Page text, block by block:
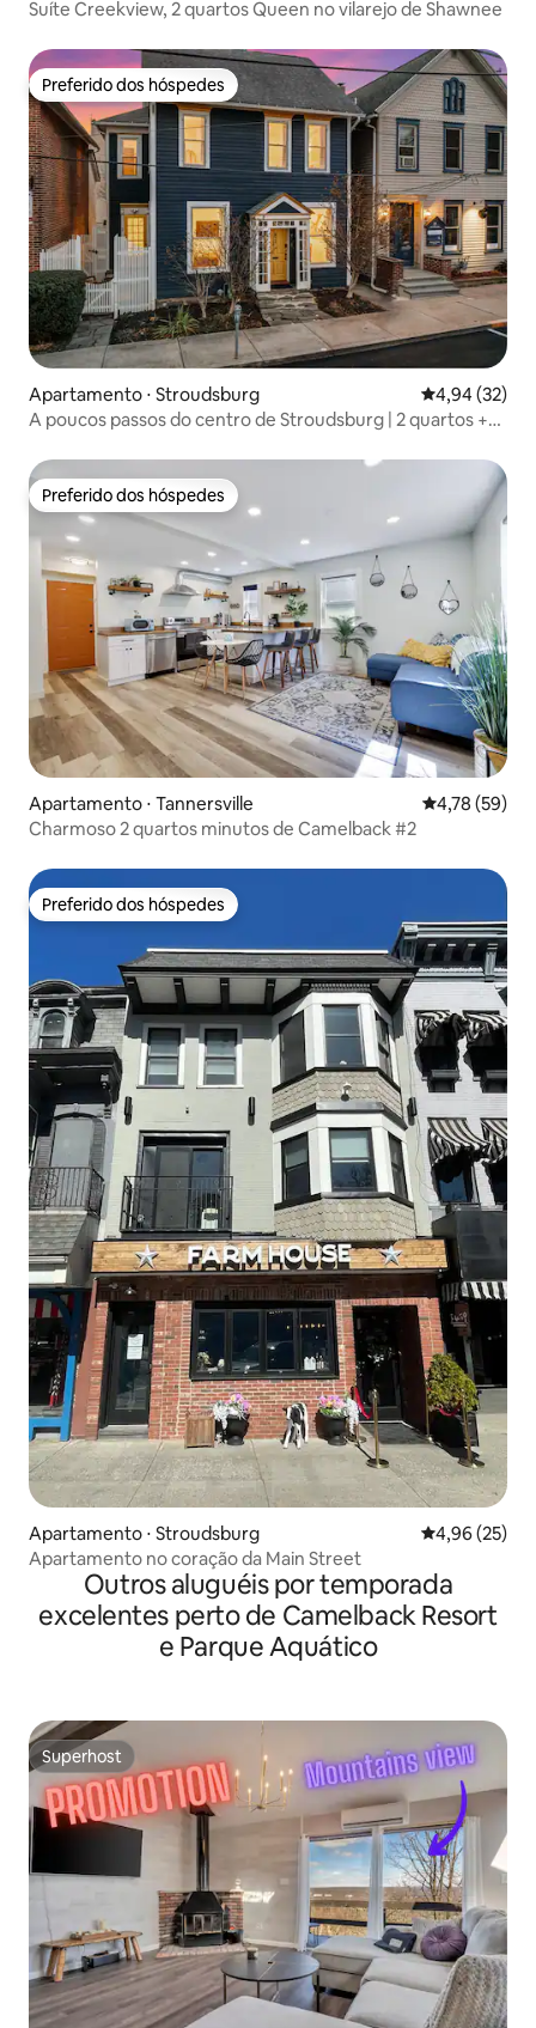
Suíte Creekview, 2 quartos Queen no vilarejo de Shawnee
Preferido dos hóspedes
Preferido dos hóspedes
Apartamento ⋅ Stroudsburg 4,94 de uma
4,94 (32)
A poucos passos do centro de Stroudsburg | 2 quartos +
Preferido dos hóspedes
Preferido dos hóspedes
Apartamento ⋅ Tannersville 4,78 de uma
4,78 (59)
Charmoso 2 quartos minutos de Camelback #2
Preferido dos hóspedes
Preferido dos hóspedes
Apartamento ⋅ Stroudsburg 4,96 de uma
4,96 (25)
Apartamento no coração da Main Street
Outros aluguéis por temporada
excelentes perto de Camelback Resort
e Parque Aquático
Superhost
Superhost